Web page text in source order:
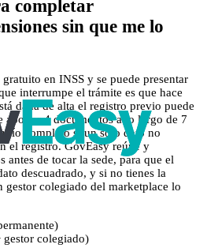
completar
sin que me lo
en INSS y se puede presentar
interrumpe el trámite es que hace
dada de alta el registro previo puede
aportar 4 documentos a lo largo de 7
completo si un solo dato no
el registro. GovEasy reúne y
antes de tocar la sede, para que el
descuadrado, y si no tienes la
colegiado del marketplace lo
gestor colegiado)